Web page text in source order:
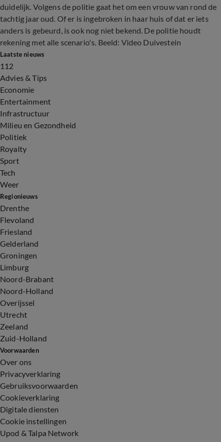
duidelijk. Volgens de politie gaat het om een vrouw van rond de
tachtig jaar oud. Of er is ingebroken in haar huis of dat er iets
anders is gebeurd, is ook nog niet bekend. De politie houdt
rekening met alle scenario's. Beeld: Video Duivestein
Laatste nieuws
112
Advies & Tips
Economie
Entertainment
Infrastructuur
Milieu en Gezondheid
Politiek
Royalty
Sport
Tech
Weer
Regionieuws
Drenthe
Flevoland
Friesland
Gelderland
Groningen
Limburg
Noord-Brabant
Noord-Holland
Overijssel
Utrecht
Zeeland
Zuid-Holland
Voorwaarden
Over ons
Privacyverklaring
Gebruiksvoorwaarden
Cookieverklaring
Digitale diensten
Cookie instellingen
Upod & Talpa Network